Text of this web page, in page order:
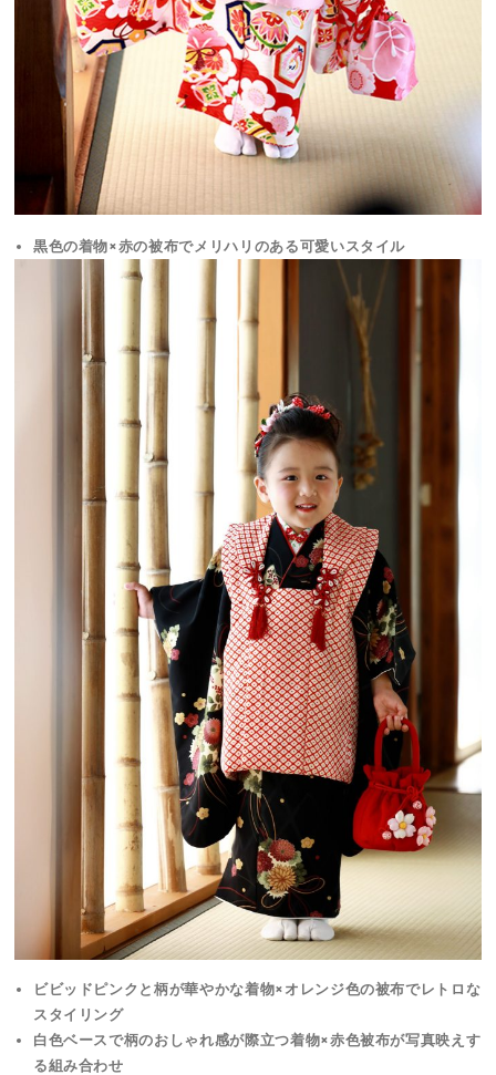
黒色の着物×赤の被布でメリハリのある可愛いスタイル
ビビッドピンクと柄が華やかな着物×オレンジ色の被布でレトロな
スタイリング
白色ベースで柄のおしゃれ感が際立つ着物×赤色被布が写真映えす
る組み合わせ